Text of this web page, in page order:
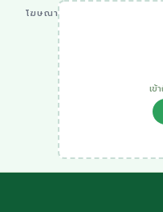
โฆษณา
เข้